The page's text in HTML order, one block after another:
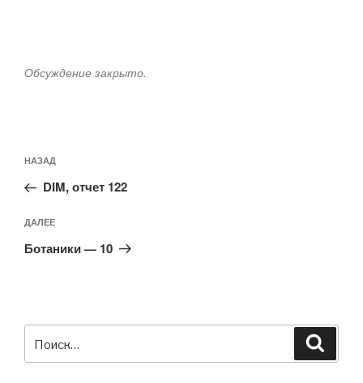
Обсуждение закрыто.
по
записям
Предыдущая
запись:
НАЗАД
DIM, отчет 122
Следующая
запись
ДАЛЕЕ
Ботаники — 10